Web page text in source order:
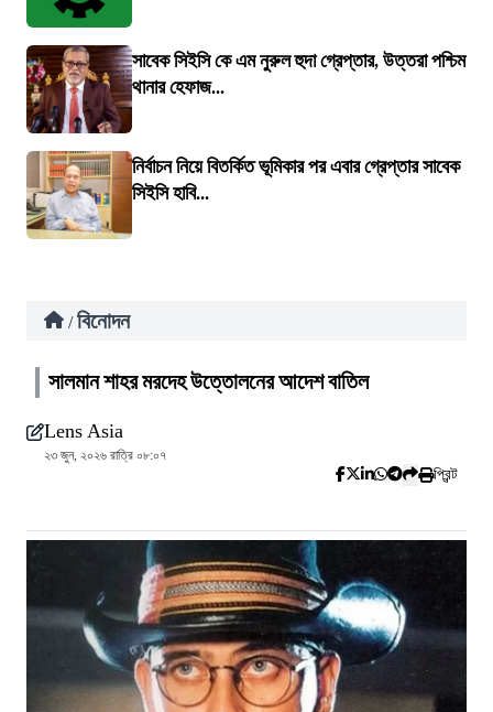
সাবেক সিইসি কে এম নুরুল হুদা গ্রেপ্তার, উত্তরা পশ্চিম
থানার হেফাজ...
নির্বাচন নিয়ে বিতর্কিত ভূমিকার পর এবার গ্রেপ্তার সাবেক
সিইসি হাবি...
/ বিনোদন
সালমান শাহর মরদেহ উত্তোলনের আদেশ বাতিল
Lens Asia
২৩ জুন, ২০২৬ রাত্রি ০৮:০৭
প্রিন্ট